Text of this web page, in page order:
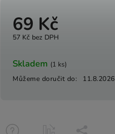
69 Kč
57 Kč bez DPH
Skladem (1 ks)
Můžeme doručit do:
11.8.2026